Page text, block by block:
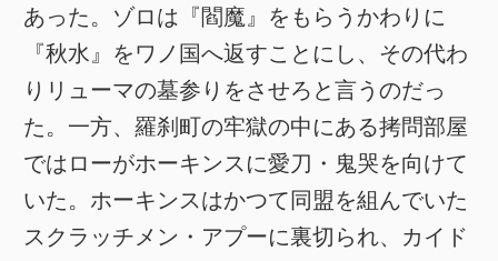
あった。ゾロは『閻魔』をもらうかわりに
『秋水』をワノ国へ返すことにし、その代わ
りリューマの墓参りをさせろと言うのだっ
た。一方、羅刹町の牢獄の中にある拷問部屋
ではローがホーキンスに愛刀・鬼哭を向けて
いた。ホーキンスはかつて同盟を組んでいた
スクラッチメン・アプーに裏切られ、カイド